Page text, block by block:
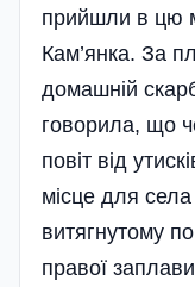
прийшли в цю
Кам’янка. За
домашній
говорила, що
повіт від
місце для
витягнутому
правої